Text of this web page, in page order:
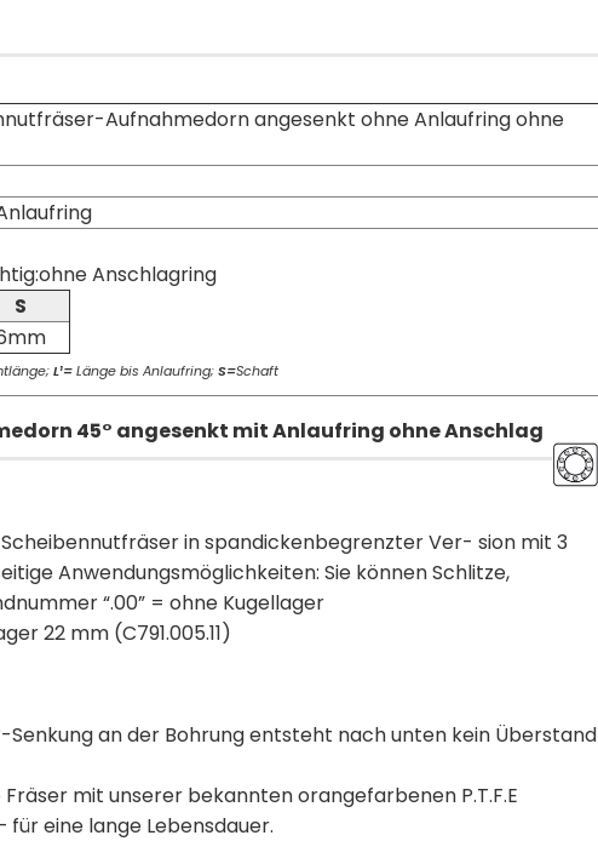
Aufnahmedorn angesenkt ohne Anlaufring ohne
Anschlagring
S
L¹​=Länge bis Anlaufring;S=Schaft
45° angesenkt mit Anlaufring ohne Anschlag
in spandickenbegrenzter Ver- sion mit 3
Anwendungsmöglichkeiten: Sie können Schlitze,
“.00” = ohne Kugellager
22 mm (C791.005.11)
Senkung an der Bohrung entsteht nach unten kein Überstand
mit unserer bekannten orangefarbenen P.T.F.E
eine lange Lebensdauer.